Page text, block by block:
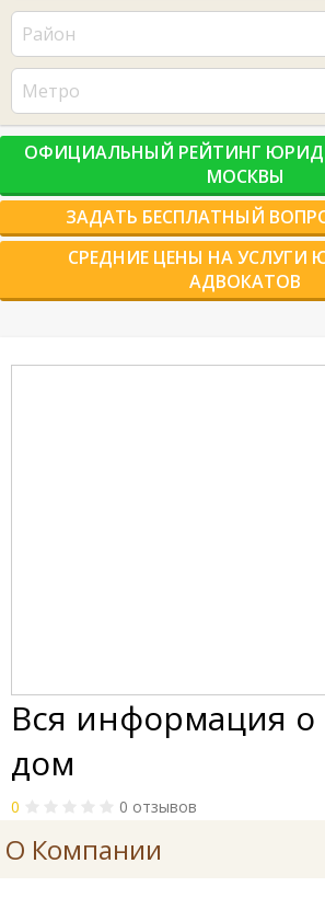
Район
Метро
ОФИЦИАЛЬНЫЙ РЕЙТИНГ
МОСКВЫ
ЗАДАТЬ БЕСПЛАТНЫЙ
СРЕДНИЕ ЦЕНЫ НА УСЛУГИ
АДВОКАТОВ
Вся информация о
дом
0 0 отзывов
О Компании